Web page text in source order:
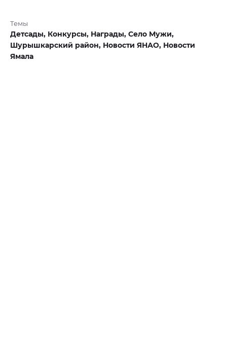
Темы
Детсады, Конкурсы, Награды, Село Мужи,
Шурышкарский район, Новости ЯНАО, Новости
Ямала